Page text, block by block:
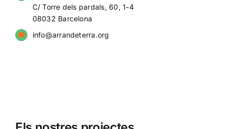
C/ Torre dels pardals, 60, 1-4
08032 Barcelona
info@arrandeterra.org